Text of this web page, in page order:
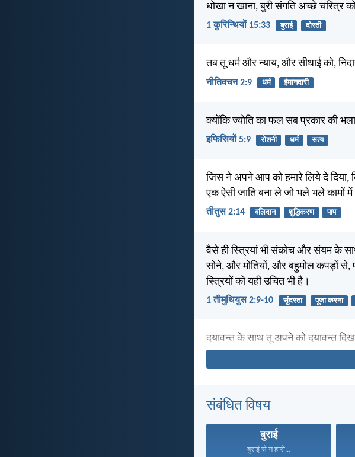
धोखा न खाना, बुरी संगति अच्छे चरित्र
1 कुरिन्थियों 15:33 बुराई दोस्ती
तब तू धर्म और न्याय, और सीधाई को,
नीतिवचन 2:9 धर्म ईमानदारी
क्योंकि ज्योति का फल सब प्रकार की
इफिसियों 5:9 रोशनी धर्म सत्य
जिस ने अपने आप को हमारे लिये दे
एक ऐसी जाति बना ले जो भले भले कामों में
तीतुस 2:14 बलिदान शुद्धिकरण पाप
वैसे ही स्त्रियां भी संकोच और संयम के
सोने, और मोतियों, और बहुमोल कपड़ों से,
स्त्रियों को यही उचित भी है।
1 तीमुथियुस 2:9-10 सुंदरता पूजा करना
दयावन्त के साथ तू अपने को दयावन्त
संबंधित विषय
बुराई
बुराई से न हारो...